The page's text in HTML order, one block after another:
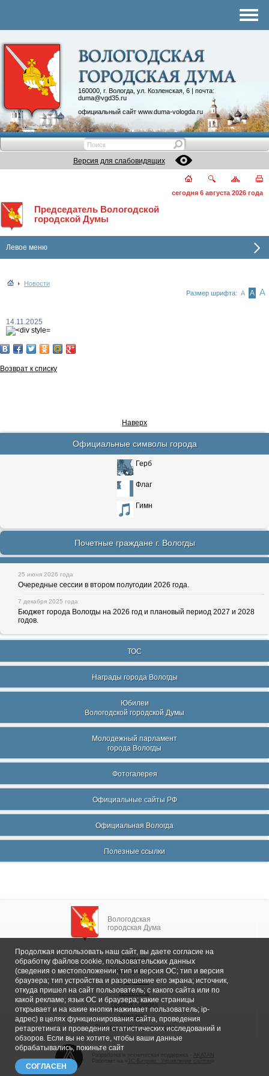
160000, г. Вологда, ул. Козленская, 6 | почта:
duma@vgd35.ru
официальный сайт www.duma-vologda.ru
Контакты
Депутатские объединения
Версия для слабовидящих
сегодня 6 августа 2026 года
Председатель Вологодской
городской Думы
Левое меню
Новости
Размер шрифта: А А А
14.11.2025
Возврат к списку
Наверх
Официальные символы города
Герб
Флаг
Гимн
Почетные граждане г. Вологды
25 июня 2026 года
Очередные сессии в втором полугодии 2026 года.
7 декабря 2025 года
Бюджет города Вологды на 2026 год и плановый период 2027 и 2028
годов.
ТОС
Награды города Вологды
Юбилеи
Вологодской городской Думы
Молодежный парламент
города Вологды
Фотогалерея
Официальные сайты РФ
Официальная Вологда
Полезные ссылки
Вологодская
городская Дума
Главная
Общие сведения
Депутаты
Комитеты
График приема
Контакты
Депутатские объединения
1С-Битрикс: Управление сайтом
Продолжая использовать наш сайт, вы даете согласие на
обработку файлов cookie, пользовательских данных
(сведения о местоположении; тип и версия ОС; тип и версия
браузера; тип устройства и разрешение его экрана; источник,
откуда пришел на сайт пользователь; с какого сайта или по
какой рекламе; язык ОС и браузера; какие страницы
открывает и на какие кнопки нажимает пользователь; ip-
адрес) в целях функционирования сайта, проведения
ретаргетинга и проведения статистических исследований и
обзоров. Если вы не хотите, чтобы ваши данные
обрабатывались, покиньте сайт
СОГЛАСЕН